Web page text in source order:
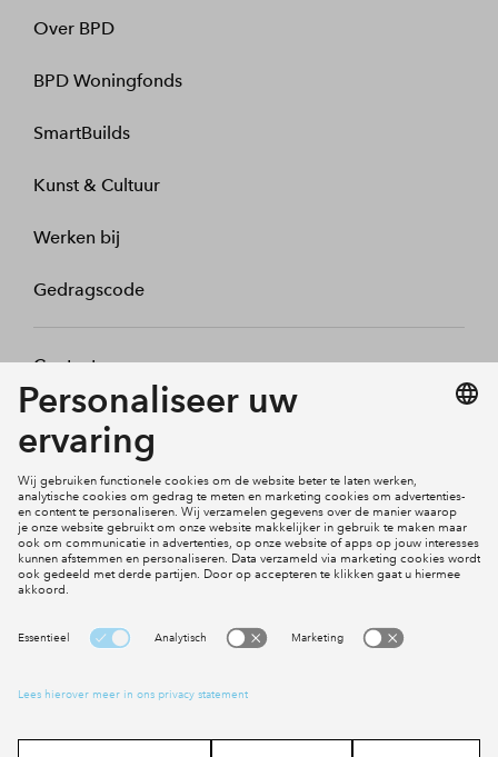
Over BPD
BPD Woningfonds
SmartBuilds
Kunst & Cultuur
Werken bij
Gedragscode
Contact
Mijn profiel
Social Media
Cookies